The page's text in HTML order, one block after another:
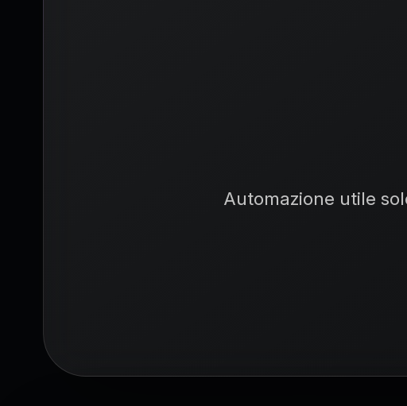
Automazione utile